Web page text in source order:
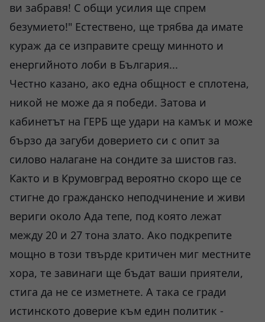
ви забравя! С общи усилия ще спрем
безумието!" Естествено, ще трябва да имате
кураж да се изправите срещу минното и
енергийното лоби в България...
Честно казано, ако една общност е сплотена,
никой не може да я победи. Затова и
кабинетът на ГЕРБ ще удари на камък и може
бързо да загуби доверието си с опит за
силово налагане на сондите за шистов газ.
Както и в Крумовград вероятно скоро ще се
стигне до гражданско неподчинение и живи
вериги около Ада тепе, под която лежат
между 20 и 27 тона злато. Ако подкрепите
мощно в този твърде критичен миг местните
хора, те завинаги ще бъдат ваши приятели,
стига да не се изметнете. А така се гради
истинското доверие към един политик -